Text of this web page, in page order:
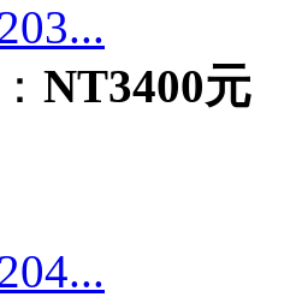
NT3400元